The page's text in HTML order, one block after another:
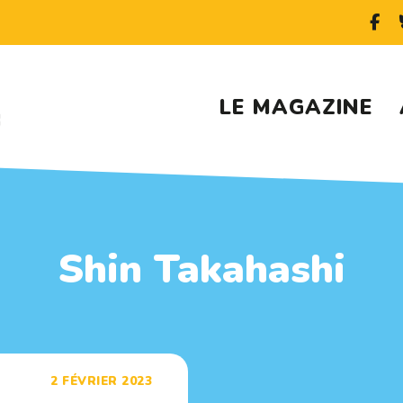
LE MAGAZINE
Shin Takahashi
2 FÉVRIER 2023